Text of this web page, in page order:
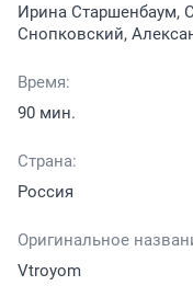
Ирина Старшенбаум,
Снопковский,
Время:
90 мин.
Страна:
Россия
Оригинальное
Vtroyom